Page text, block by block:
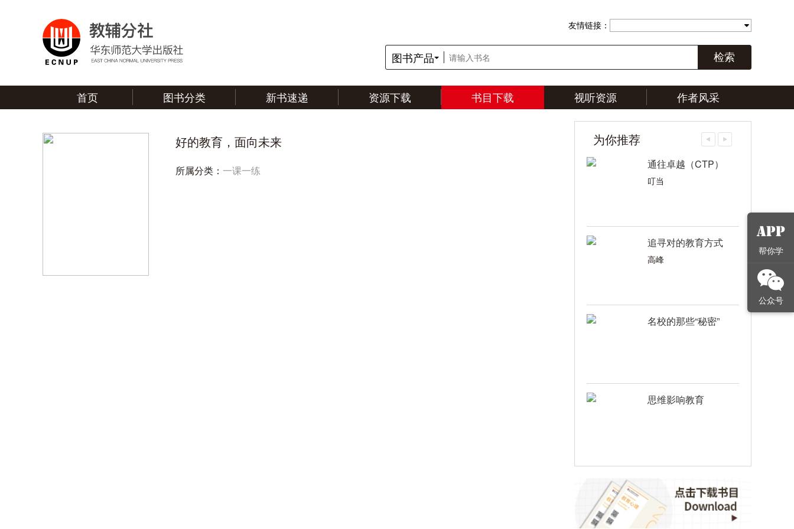
友情链接：
图书产品 检索
首页 图书分类 新书速递 资源下载 书目下载 视听资源 作者风采
好的教育，面向未来
所属分类： 一课一练
为你推荐
通往卓越（CTP）
叮当
追寻对的教育方式
高峰
名校的那些“秘密”
思维影响教育
帮你学
公众号